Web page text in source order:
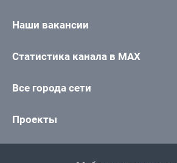
Наши вакансии
Статистика канала в MAX
Все города сети
Проекты